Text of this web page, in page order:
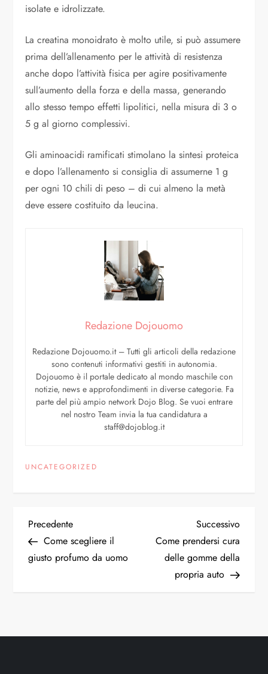
isolate e idrolizzate.
La creatina monoidrato è molto utile, si può assumere
prima dell’allenamento per le attività di resistenza
anche dopo l’attività fisica per agire positivamente
sull’aumento della forza e della massa, generando
allo stesso tempo effetti lipolitici, nella misura di 3 o
5 g al giorno complessivi.
Gli aminoacidi ramificati stimolano la sintesi proteica
e dopo l’allenamento si consiglia di assumerne 1 g
per ogni 10 chili di peso – di cui almeno la metà
deve essere costituito da leucina.
Redazione Dojouomo
Redazione Dojouomo.it – Tutti gli articoli della redazione
sono contenuti informativi gestiti in autonomia.
Dojouomo è il portale dedicato al mondo maschile con
notizie, news e approfondimenti in diverse categorie. Fa
parte del più ampio network Dojo Blog. Se vuoi entrare
nel nostro Team invia la tua candidatura a
staff@dojoblog.it
UNCATEGORIZED
Precedente
Come scegliere il
giusto profumo da uomo
Successivo
Come prendersi cura
delle gomme della
propria auto